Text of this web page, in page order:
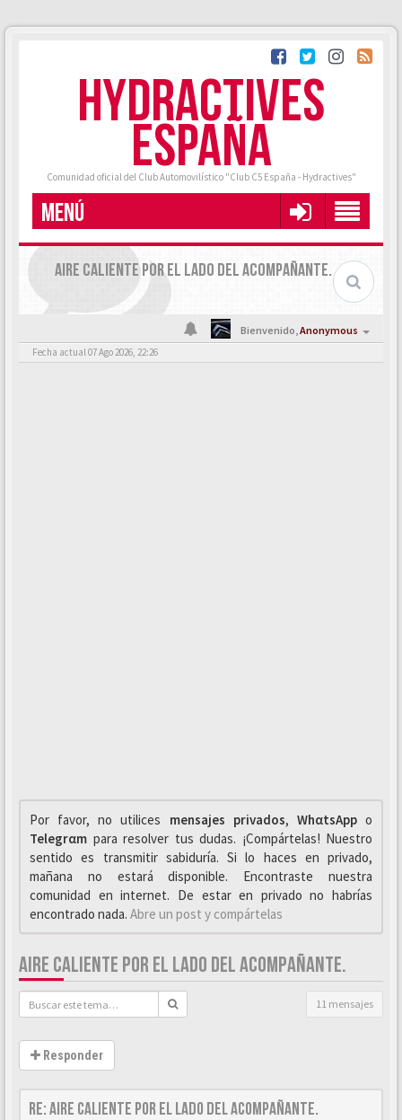
HYDRACTIVES
ESPAÑA
Comunidad oficial del Club Automovilístico "Club C5 España - Hydractives"
MENÚ
AIRE CALIENTE POR EL LADO DEL ACOMPAÑANTE.
Bienvenido,Anonymous
Fecha actual 07 Ago 2026, 22:26
Por favor, no utilices mensajes privados, WhαtsAppo
Telegrαm para resolver tus dudas. ¡Compártelas! Nuestro
sentido es transmitir sabiduría. Si lo haces en privado,
mañana no estará disponible. Encontraste nuestra
comunidad en internet. De estar en privado no habrías
encontrado nada. Abre un post y compártelas
AIRE CALIENTE POR EL LADO DEL ACOMPAÑANTE.
11 mensajes
Responder
Re: Aire caliente por el lado del acompañante.